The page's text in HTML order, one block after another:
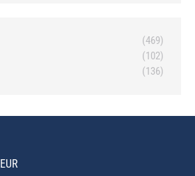
(469)
(102)
(136)